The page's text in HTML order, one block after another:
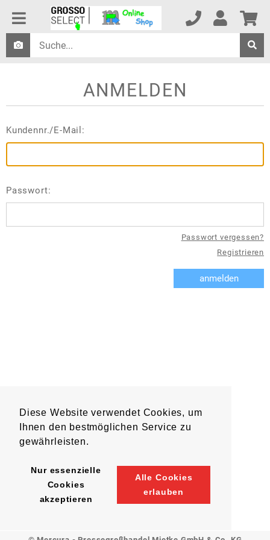
Diese Website verwendet Cookies, um
Ihnen den bestmöglichen Service zu
gewährleisten.
Nur essenzielle
Cookies
akzeptieren
Alle Cookies
erlauben
ANMELDEN
Kundennr./E-Mail:
Passwort:
Passwort vergessen?
Registrieren
anmelden